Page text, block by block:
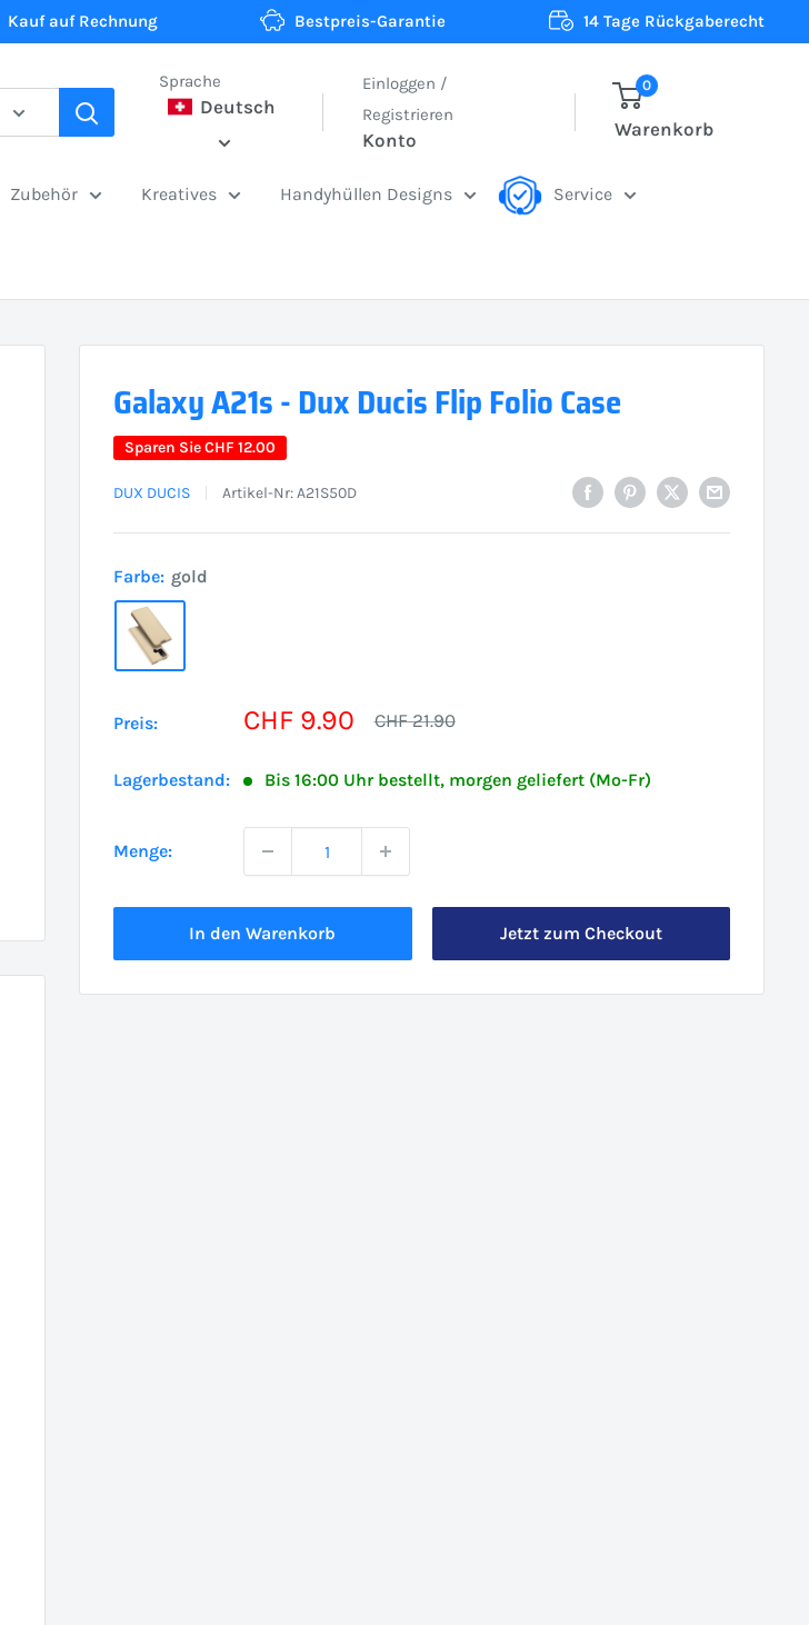
Kauf auf Rechnung Bestpreis-Garantie 14 Tage Rückgaberecht
Sprache
Deutsch
Einloggen /
Registrieren
Konto
0
Warenkorb
Zubehör Kreatives Handyhüllen Designs Service
Galaxy A21s - Dux Ducis Flip Folio Case
Sparen SieCHF 12.00
DUX DUCIS Artikel-Nr:A21S50D
Farbe: gold
Preis: Sonderpreis
CHF 9.90 Normalpreis
CHF 21.90
Lagerbestand: Bis 16:00 Uhr bestellt, morgen geliefert (Mo-Fr)
Menge:
In den Warenkorb Jetzt zum Checkout